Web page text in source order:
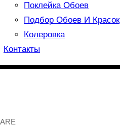
Поклейка Обоев
Подбор Обоев И Красок
Колеровка
Контакты